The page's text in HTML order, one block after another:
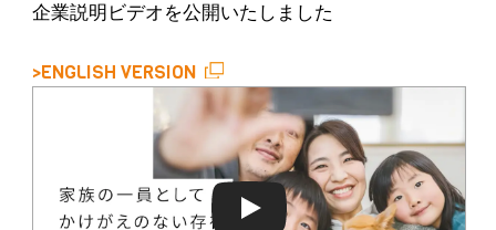
企業説明ビデオを公開いたしました
>ENGLISH VERSION